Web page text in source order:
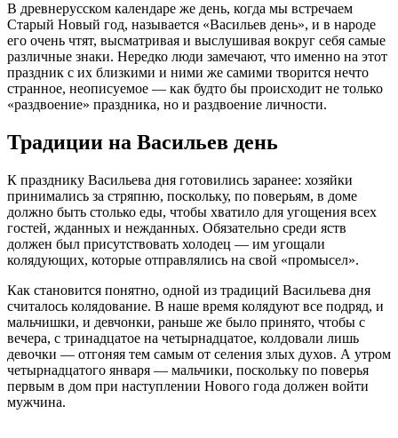
В древнерусском календаре же день, когда мы встречаем
Старый Новый год, называется «Васильев день», и в народе
его очень чтят, высматривая и выслушивая вокруг себя самые
различные знаки. Нередко люди замечают, что именно на этот
праздник с их близкими и ними же самими творится нечто
странное, неописуемое — как будто бы происходит не только
«раздвоение» праздника, но и раздвоение личности.
Традиции на Васильев день
К празднику Васильева дня готовились заранее: хозяйки
принимались за стряпню, поскольку, по поверьям, в доме
должно быть столько еды, чтобы хватило для угощения всех
гостей, жданных и нежданных. Обязательно среди яств
должен был присутствовать холодец — им угощали
колядующих, которые отправлялись на свой «промысел».
Как становится понятно, одной из традиций Васильева дня
считалось колядование. В наше время колядуют все подряд, и
мальчишки, и девчонки, раньше же было принято, чтобы с
вечера, с тринадцатое на четырнадцатое, колдовали лишь
девочки — отгоняя тем самым от селения злых духов. А утром
четырнадцатого января — мальчики, поскольку по поверья
первым в дом при наступлении Нового года должен войти
мужчина.